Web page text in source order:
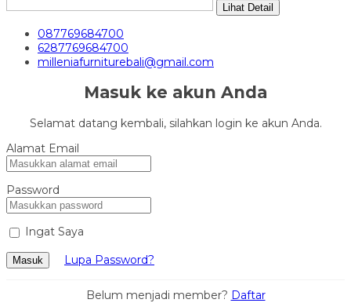
Lihat Detail
087769684700
6287769684700
milleniafurniturebali@gmail.com
Masuk ke akun Anda
Selamat datang kembali, silahkan login ke akun Anda.
Alamat Email
Password
Ingat Saya
Masuk Lupa Password?
Belum menjadi member? Daftar